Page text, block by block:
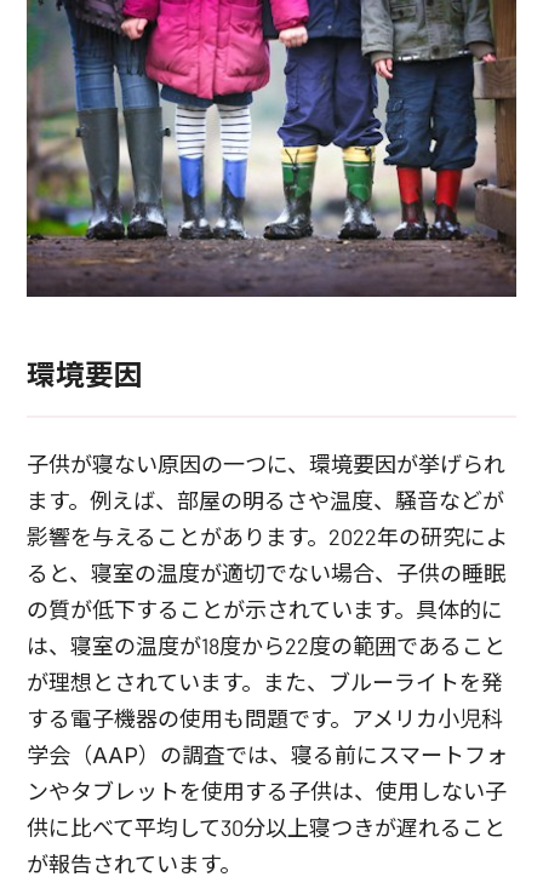
環境要因
子供が寝ない原因の一つに、環境要因が挙げられ
ます。例えば、部屋の明るさや温度、騒音などが
影響を与えることがあります。2022年の研究によ
ると、寝室の温度が適切でない場合、子供の睡眠
の質が低下することが示されています。具体的に
は、寝室の温度が18度から22度の範囲であること
が理想とされています。また、ブルーライトを発
する電子機器の使用も問題です。アメリカ小児科
学会（AAP）の調査では、寝る前にスマートフォ
ンやタブレットを使用する子供は、使用しない子
供に比べて平均して30分以上寝つきが遅れること
が報告されています。